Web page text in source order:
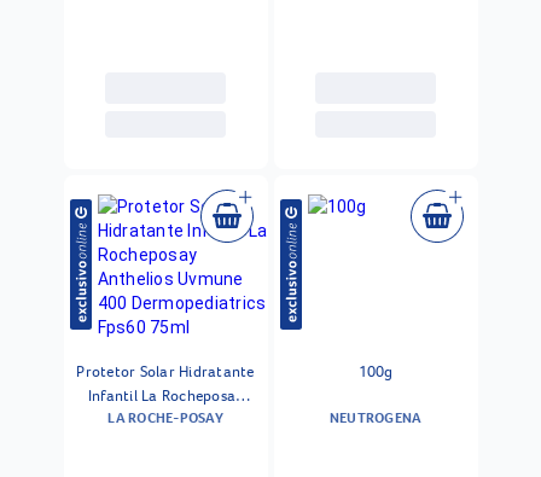
Protetor Solar Hidratante
Infantil La Rocheposay
Anthelios Uvmune 400
LA ROCHE-POSAY
100g
NEUTROGENA